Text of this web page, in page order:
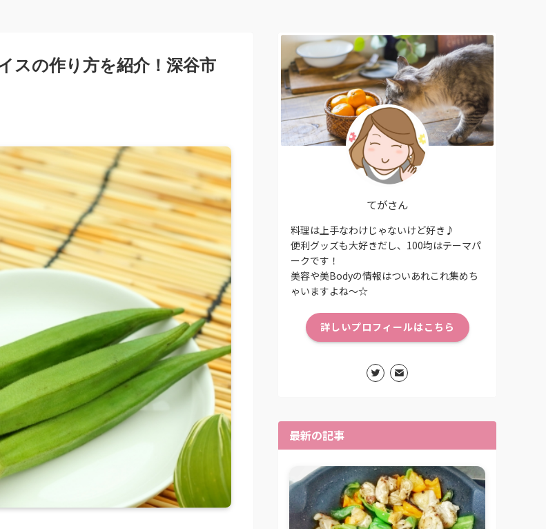
スの作り方を紹介！深谷市
てがさん
料理は上手なわけじゃないけど好き♪
便利グッズも大好きだし、100均はテーマパ
ークです！
美容や美Bodyの情報はついあれこれ集めち
ゃいますよね〜☆
詳しいプロフィールはこちら
最新の記事